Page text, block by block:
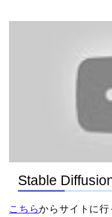
Stable
こちらからサイトに